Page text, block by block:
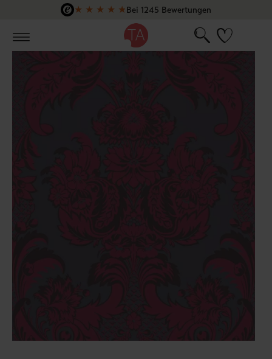
Zum Hauptinhalt springen
★ ★ ★ ★ ★Bei 1245 Bewertungen